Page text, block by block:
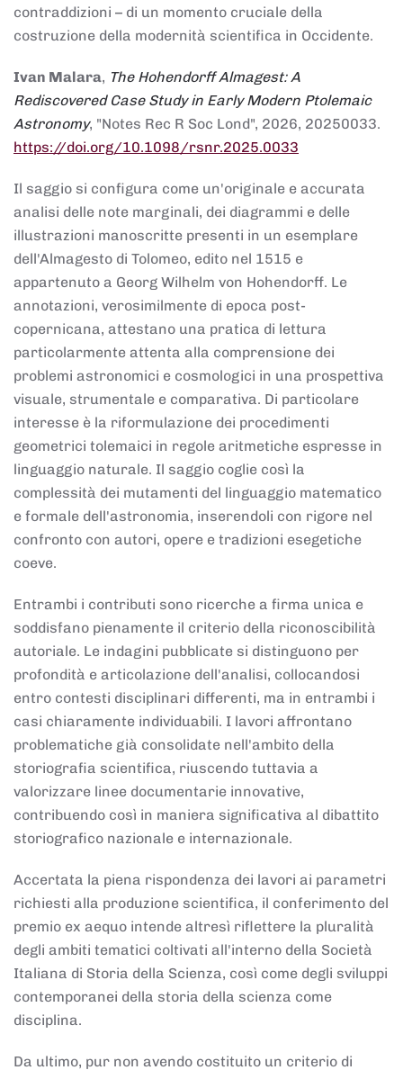
contraddizioni – di un momento cruciale della
costruzione della modernità scientifica in Occidente.
Ivan Malara, The Hohendorff Almagest: A
Rediscovered Case Study in Early Modern Ptolemaic
Astronomy, "Notes Rec R Soc Lond", 2026, 20250033.
https://doi.org/10.1098/rsnr.2025.0033
Il saggio si configura come un'originale e accurata
analisi delle note marginali, dei diagrammi e delle
illustrazioni manoscritte presenti in un esemplare
dell'Almagesto di Tolomeo, edito nel 1515 e
appartenuto a Georg Wilhelm von Hohendorff. Le
annotazioni, verosimilmente di epoca post-
copernicana, attestano una pratica di lettura
particolarmente attenta alla comprensione dei
problemi astronomici e cosmologici in una prospettiva
visuale, strumentale e comparativa. Di particolare
interesse è la riformulazione dei procedimenti
geometrici tolemaici in regole aritmetiche espresse in
linguaggio naturale. Il saggio coglie così la
complessità dei mutamenti del linguaggio matematico
e formale dell'astronomia, inserendoli con rigore nel
confronto con autori, opere e tradizioni esegetiche
coeve.
Entrambi i contributi sono ricerche a firma unica e
soddisfano pienamente il criterio della riconoscibilità
autoriale. Le indagini pubblicate si distinguono per
profondità e articolazione dell'analisi, collocandosi
entro contesti disciplinari differenti, ma in entrambi i
casi chiaramente individuabili. I lavori affrontano
problematiche già consolidate nell'ambito della
storiografia scientifica, riuscendo tuttavia a
valorizzare linee documentarie innovative,
contribuendo così in maniera significativa al dibattito
storiografico nazionale e internazionale.
Accertata la piena rispondenza dei lavori ai parametri
richiesti alla produzione scientifica, il conferimento del
premio ex aequo intende altresì riflettere la pluralità
degli ambiti tematici coltivati all'interno della Società
Italiana di Storia della Scienza, così come degli sviluppi
contemporanei della storia della scienza come
disciplina.
Da ultimo, pur non avendo costituito un criterio di